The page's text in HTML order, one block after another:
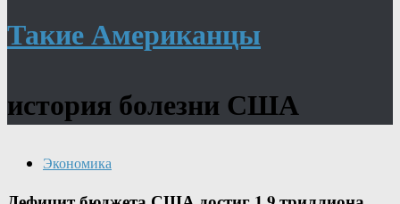
Такие Американцы
история болезни США
Экономика